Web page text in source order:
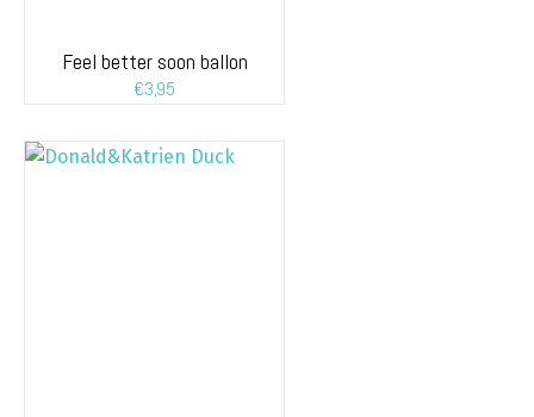
Feel better soon ballon
€3,95